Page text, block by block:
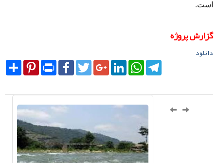
است.
گزارش پروژه
دانلود
SharePinterest Print
FacebookTwitterGoogle+LinkedInWhatsAppTelegram